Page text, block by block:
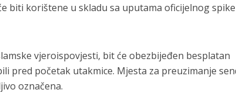
biti korištene u skladu sa uputama oficijelnog
vjeroispovjesti, bit će obezbijeđen besplatan
pred početak utakmice. Mjesta za preuzimanje
označena.